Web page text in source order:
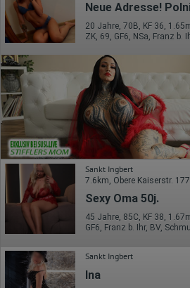
Sankt Ingbert
7.6km, Obere Kaiserstr. 177
Sexy Oma 50j.
Sankt Ingbert
Ina